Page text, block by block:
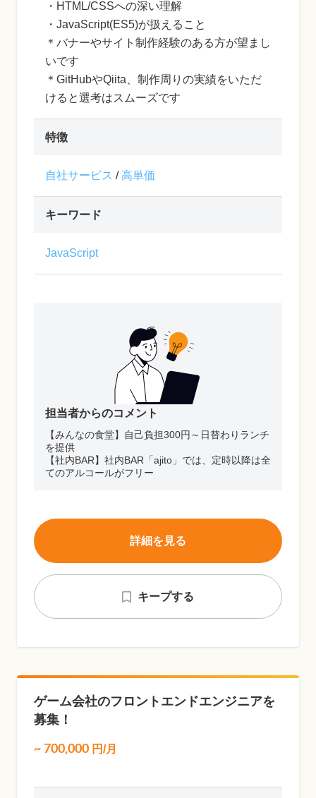
・HTML/CSSへの深い理解
・JavaScript(ES5)が扱えること
＊バナーやサイト制作経験のある方が望まし
いです
＊GitHubやQiita、制作周りの実績をいただ
けると選考はスムーズです
特徴
自社サービス /高単価
キーワード
JavaScript
担当者からのコメント
【みんなの食堂】自己負担300円～日替わりランチ
を提供
【社内BAR】社内BAR「ajito」では、定時以降は全
てのアルコールがフリー
キープする
詳細を見る
ゲーム会社のフロントエンドエンジニアを
募集！
~ 700,000 円/月